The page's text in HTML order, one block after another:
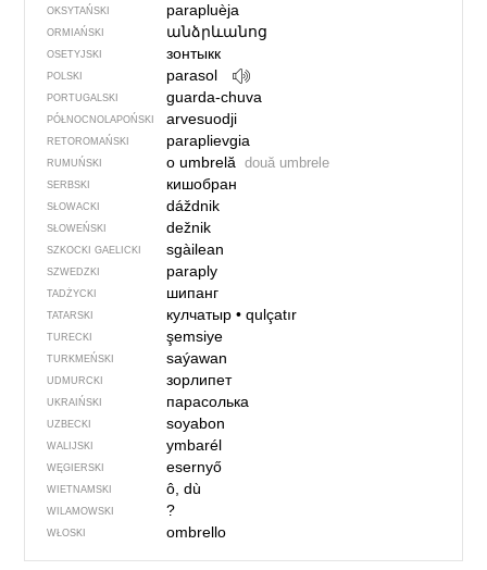
OKSYTAŃSKI parapluèja
ORMIAŃSKI անձրևանոց
OSETYJSKI зонтыкк
POLSKI parasol
PORTUGALSKI guarda-chuva
PÓŁNOCNO­LA­POŃ­SKI arvesuodji
RETOROMAŃSKI paraplievgia
RUMUŃSKI o umbrelă două umbrele
SERBSKI кишобран
SŁOWACKI dáždnik
SŁOWEŃSKI dežnik
SZKOCKI GAELICKI sgàilean
SZWEDZKI paraply
TADŻYCKI шипанг
TATARSKI кулчатыр• qulçatır
TURECKI şemsiye
TURKMEŃSKI saýawan
UDMURCKI зорлипет
UKRAIŃSKI парасолька
UZBECKI soyabon
WALIJSKI ymbarél
WĘGIERSKI esernyő
WIETNAMSKI ô, dù
WILAMOWSKI ?
WŁOSKI ombrello